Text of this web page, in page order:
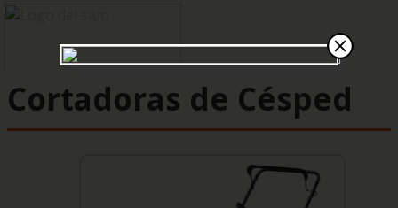
Cortadoras de Césped